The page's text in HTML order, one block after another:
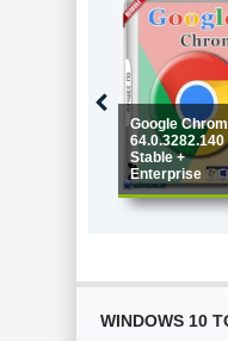
Google
64.0.3282.140
Stable +
Enterprise
WINDOWS 10